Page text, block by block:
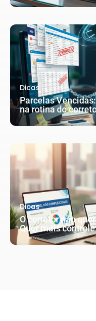
Dicas
Parcelas
na rotina do
Dicas
O corretor não
Quer mais